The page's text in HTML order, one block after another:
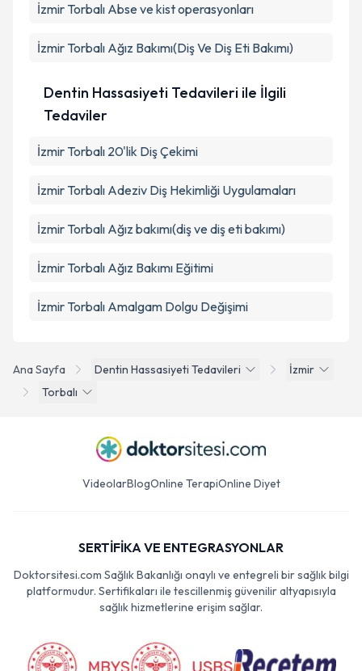
Ana Sayfa Dentin Hassasiyeti Tedavileri
İzmir
Torbalı
İzmir Torbalı Abse ve kist operasyonları
İzmir Torbalı Ağız Bakımı(Diş Ve Diş Eti Bakımı)
Dentin Hassasiyeti Tedavileri ile İlgili
Tedaviler
İzmir Torbalı 20'lik Diş Çekimi
İzmir Torbalı Adeziv Diş Hekimliği Uygulamaları
İzmir Torbalı Ağız bakımı(diş ve diş eti bakımı)
İzmir Torbalı Ağız Bakımı Eğitimi
İzmir Torbalı Amalgam Dolgu Değişimi
VideolarBlogOnline TerapiOnline Diyet
SERTİFİKA VE ENTEGRASYONLAR
Doktorsitesi.com Sağlık Bakanlığı onaylı ve entegreli bir sağlık bilgi
platformudur. Sertifikaları ile tescillenmiş güvenilir altyapısıyla
sağlık hizmetlerine erişim sağlar.